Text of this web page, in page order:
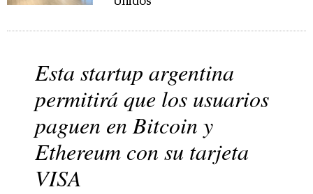
Esta startup argentina
permitirá que los usuarios
paguen en Bitcoin y
Ethereum con su tarjeta
VISA